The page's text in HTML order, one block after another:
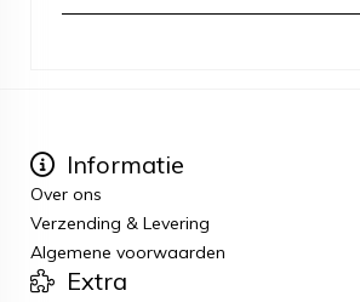
Informatie
Over ons
Verzending & Levering
Algemene voorwaarden
Extra